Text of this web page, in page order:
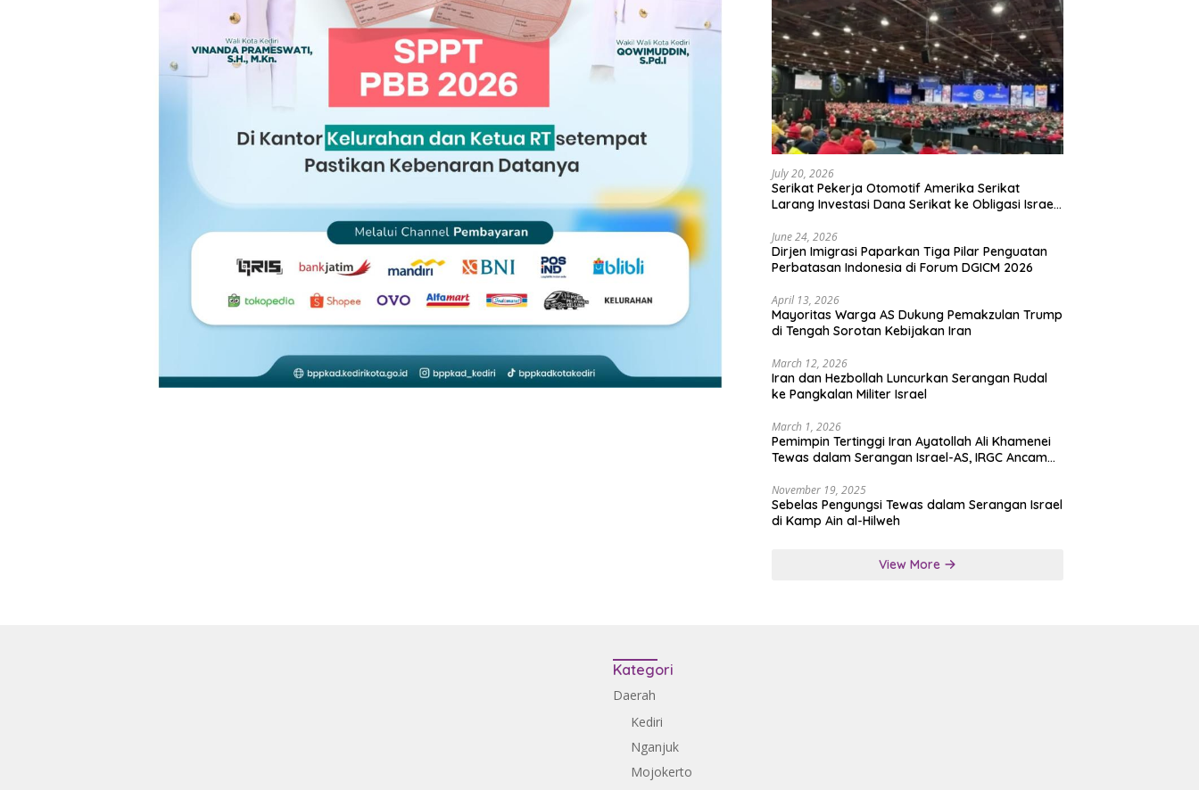
July 20, 2026
Serikat Pekerja Otomotif Amerika Serikat
Larang Investasi Dana Serikat ke Obligasi Israel,
June 24, 2026
Dirjen Imigrasi Paparkan Tiga Pilar Penguatan
Perbatasan Indonesia di Forum DGICM 2026
April 13, 2026
Mayoritas Warga AS Dukung Pemakzulan Trump
di Tengah Sorotan Kebijakan Iran
March 12, 2026
Iran dan Hezbollah Luncurkan Serangan Rudal
ke Pangkalan Militer Israel
March 1, 2026
Pemimpin Tertinggi Iran Ayatollah Ali Khamenei
Tewas dalam Serangan Israel-AS, IRGC Ancam
November 19, 2025
Sebelas Pengungsi Tewas dalam Serangan Israel
di Kamp Ain al-Hilweh
View More
Kategori
Daerah
Kediri
Nganjuk
Mojokerto